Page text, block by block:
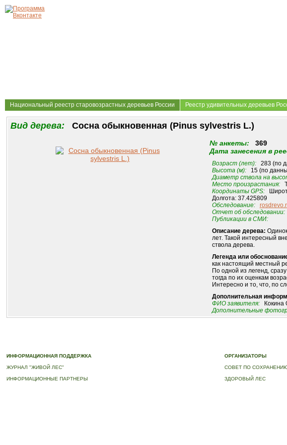
Национальный реестр старовозрастных деревьев России Реестр удивительных деревьев
Вид дерева: Сосна обыкновенная (Pinus sylvestris L.)
№ анкеты: 369
Дата занесения в
Возраст (лет):283 (по
Высота (м):15 (по
Диаметр ствола на
Место произрастания:
Координаты GPS:
Долгота: 37.425809
Обследование:
Отчет об обследовании:
Публикации в СМИ:
Описание дерева:
лет. Такой интересный
ствола дерева.
Легенда или
как настоящий местный
По одной из легенд,
тогда по их оценкам
Интересно и то, что, по
Дополнительная
ФИО заявителя:Кокина
Дополнительные
ИНФОРМАЦИОННАЯ ПОДДЕРЖКА
ЖУРНАЛ "ЖИВОЙ ЛЕС"
ИНФОРМАЦИОННЫЕ ПАРТНЕРЫ
ОРГАНИЗАТОРЫ
СОВЕТ ПО
ЗДОРОВЫЙ ЛЕС